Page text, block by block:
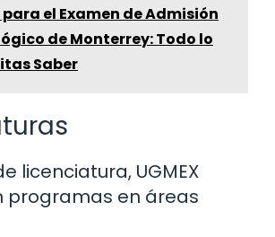
el Examen de Admisión
de Monterrey: Todo lo
Saber
licenciatura, UGMEX
programas en áreas